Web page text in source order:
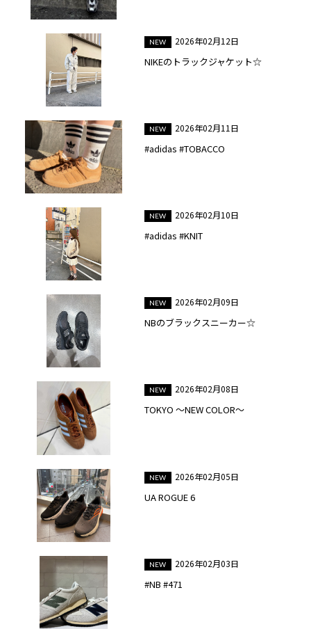
2026年02月12日
NIKEのトラックジャケット☆
2026年02月11日
#adidas #TOBACCO
2026年02月10日
#adidas #KNIT
2026年02月09日
NBのブラックスニーカー☆
2026年02月08日
TOKYO ～NEW COLOR～
2026年02月05日
UA ROGUE 6
2026年02月03日
#NB #471